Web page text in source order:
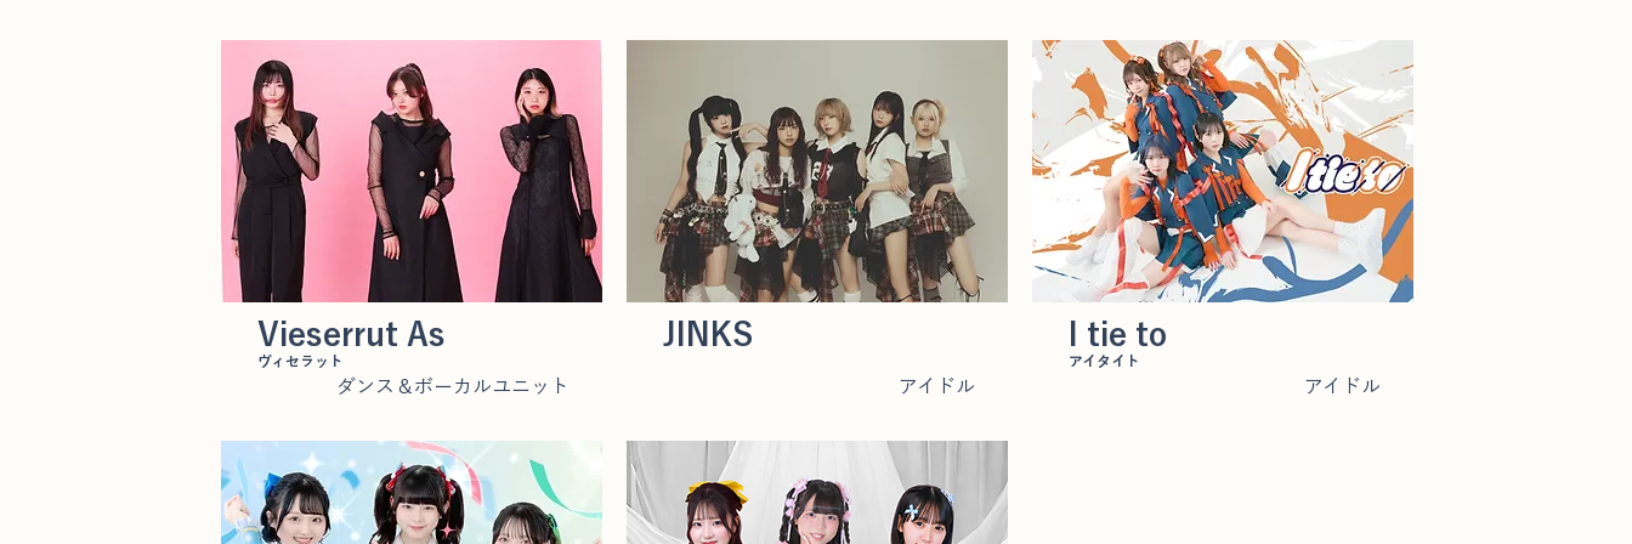
ダンス＆ボーカルユニット
ヴィセラット
Vieserrut As
アイドル
JINKS
アイドル
アイタイト
I tie to